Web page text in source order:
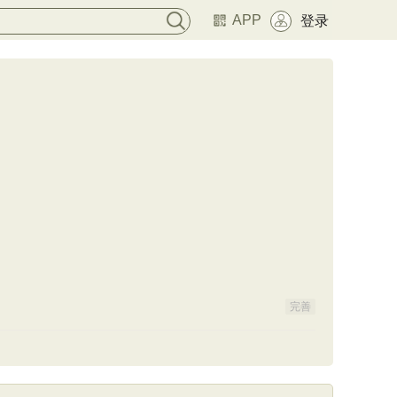
APP 登录
完善